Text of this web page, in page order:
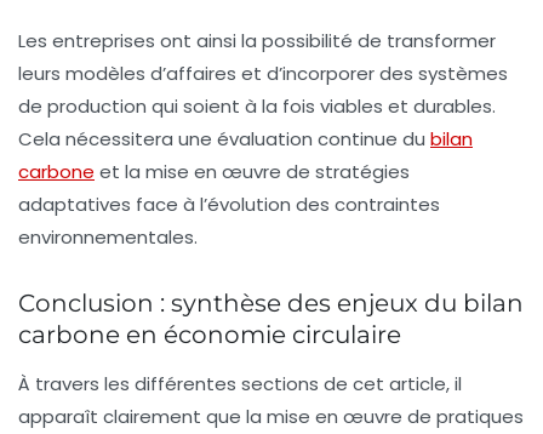
Les entreprises ont ainsi la possibilité de transformer
leurs modèles d’affaires et d’incorporer des systèmes
de production qui soient à la fois viables et durables.
Cela nécessitera une évaluation continue du bilan
carbone et la mise en œuvre de stratégies
adaptatives face à l’évolution des contraintes
environnementales.
Conclusion : synthèse des enjeux du bilan
carbone en économie circulaire
À travers les différentes sections de cet article, il
apparaît clairement que la mise en œuvre de pratiques